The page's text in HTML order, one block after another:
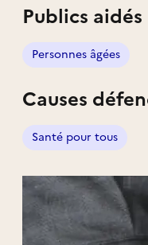
Publics aidés
Personnes âgées
Causes
Santé pour tous